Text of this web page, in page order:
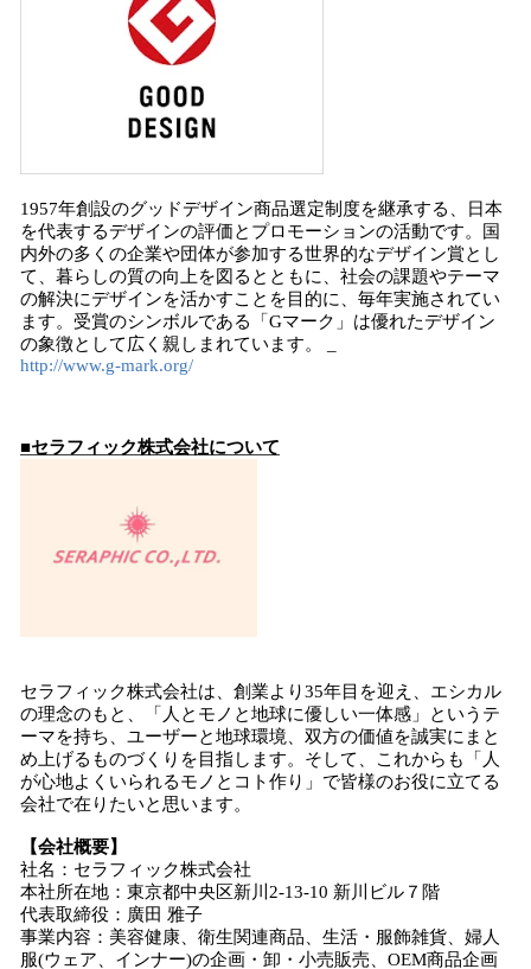
1957年創設のグッドデザイン商品選定制度を継承する、日本
を代表するデザインの評価とプロモーションの活動です。国
内外の多くの企業や団体が参加する世界的なデザイン賞とし
て、暮らしの質の向上を図るとともに、社会の課題やテーマ
の解決にデザインを活かすことを目的に、毎年実施されてい
ます。受賞のシンボルである「Gマーク」は優れたデザイン
の象徴として広く親しまれています。 _
http://www.g-mark.org/
■セラフィック株式会社について
セラフィック株式会社は、創業より35年目を迎え、エシカル
の理念のもと、「人とモノと地球に優しい一体感」というテ
ーマを持ち、ユーザーと地球環境、双方の価値を誠実にまと
め上げるものづくりを目指します。そして、これからも「人
が心地よくいられるモノとコト作り」で皆様のお役に立てる
会社で在りたいと思います。
【会社概要】
社名：セラフィック株式会社
本社所在地：東京都中央区新川2-13-10 新川ビル７階
代表取締役：廣田 雅子
事業内容：美容健康、衛生関連商品、生活・服飾雑貨、婦人
服(ウェア、インナー)の企画・卸・小売販売、OEM商品企画